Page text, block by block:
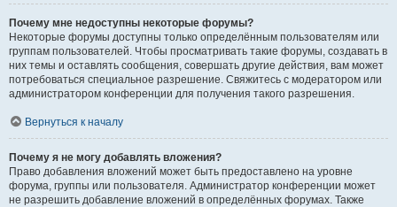
Почему мне недоступны некоторые форумы?
Некоторые форумы доступны только определённым пользователям или
группам пользователей. Чтобы просматривать такие форумы, создавать в
них темы и оставлять сообщения, совершать другие действия, вам может
потребоваться специальное разрешение. Свяжитесь с модератором или
администратором конференции для получения такого разрешения.
Вернуться к началу
Почему я не могу добавлять вложения?
Право добавления вложений может быть предоставлено на уровне
форума, группы или пользователя. Администратор конференции может
не разрешить добавление вложений в определённых форумах. Также